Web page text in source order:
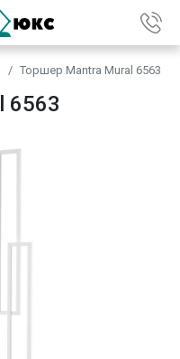
Торшер Mantra Mural 6563
6563